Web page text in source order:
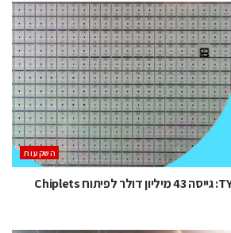
השקעות
ויולה משקיעה ב־TYLsemi: גייסה 43 מיליון דולר לפיתוח Chiplets